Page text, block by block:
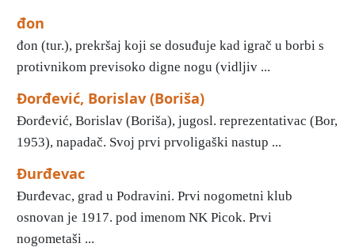
đon
đon (tur.), prekršaj koji se dosuđuje kad igrač u borbi s
protivnikom previsoko digne nogu (vidljiv ...
Đorđević, Borislav (Boriša)
Đorđević, Borislav (Boriša), jugosl. reprezentativac (Bor,
1953), napadač. Svoj prvi prvoligaški nastup ...
Đurđevac
Đurđevac, grad u Podravini. Prvi nogometni klub
osnovan je 1917. pod imenom NK Picok. Prvi
nogometaši ...